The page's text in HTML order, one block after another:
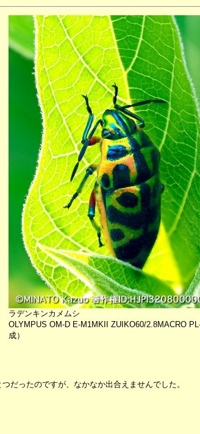
ラデンキンカメムシ
OLYMPUS OM-D E-M1MKII ZUIKO60/2.8MACRO
成）
だったのですが、なかなか出合えませんでした。